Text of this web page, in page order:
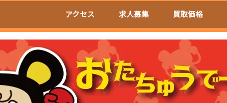
アクセス 求人募集 買取価格